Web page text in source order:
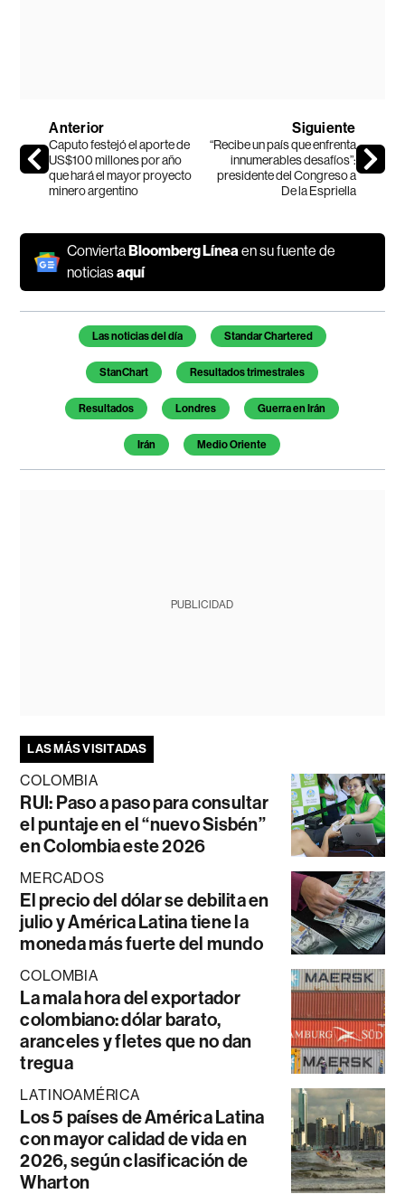
Anterior
Caputo festejó el aporte de
US$100 millones por año
que hará el mayor proyecto
minero argentino
Siguiente
“Recibe un país que enfrenta
innumerables desafíos”:
presidente del Congreso a
De la Espriella
ConviertaBloomberg Líneaen su fuente de
noticiasaquí
Temas de este artículo
Las noticias del día Standar Chartered
StanChart Resultados trimestrales
Resultados Londres Guerra en Irán
Irán Medio Oriente
PUBLICIDAD
LAS MÁS VISITADAS
COLOMBIA
RUI: Paso a paso para consultar
el puntaje en el “nuevo Sisbén”
en Colombia este 2026
MERCADOS
El precio del dólar se debilita en
julio y América Latina tiene la
moneda más fuerte del mundo
COLOMBIA
La mala hora del exportador
colombiano: dólar barato,
aranceles y fletes que no dan
tregua
LATINOAMÉRICA
Los 5 países de América Latina
con mayor calidad de vida en
2026, según clasificación de
Wharton